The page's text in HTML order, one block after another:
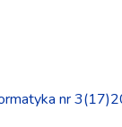
nr